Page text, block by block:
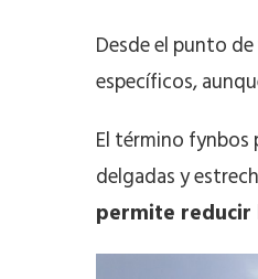
Desde el punto
específicos,
El término fynbos
delgadas y
permite reducir